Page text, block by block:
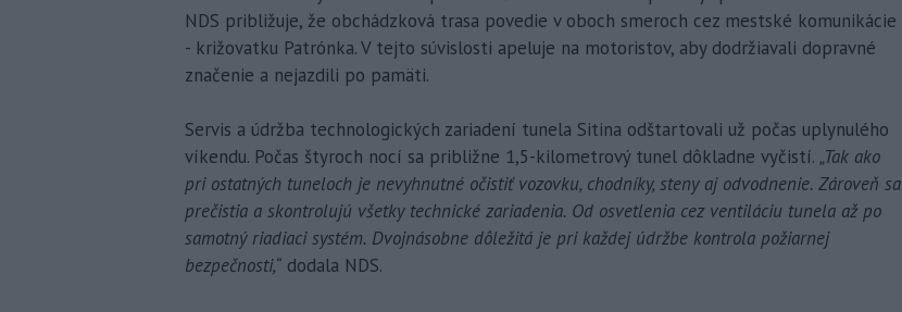
NDS približuje, že obchádzková trasa povedie v oboch smeroch cez mestské komunikácie
- križovatku Patrónka. V tejto súvislosti apeluje na motoristov, aby dodržiavali dopravné
značenie a nejazdili po pamäti.
Servis a údržba technologických zariadení tunela Sitina odštartovali už počas uplynulého
víkendu. Počas štyroch nocí sa približne 1,5-kilometrový tunel dôkladne vyčistí. „Tak ako
pri ostatných tuneloch je nevyhnutné očistiť vozovku, chodníky, steny aj odvodnenie. Zároveň sa
prečistia a skontrolujú všetky technické zariadenia. Od osvetlenia cez ventiláciu tunela až po
samotný riadiaci systém. Dvojnásobne dôležitá je pri každej údržbe kontrola požiarnej
bezpečnosti,“ dodala NDS.